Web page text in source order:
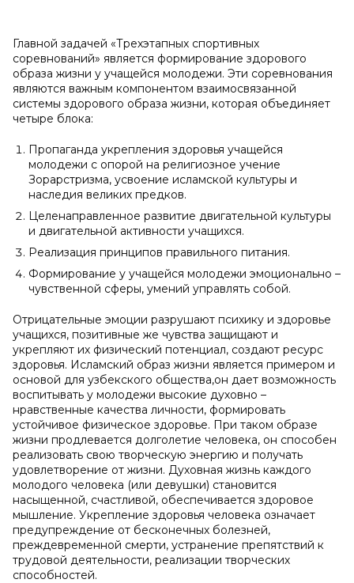
Главной задачей «Трехэтапных спортивных
соревнований» является формирование здорового
образа жизни у учащейся молодежи. Эти соревнования
являются важным компонентом взаимосвязанной
системы здорового образа жизни, которая объединяет
четыре блока:
Пропаганда укрепления здоровья учащейся
молодежи с опорой на религиозное учение
Зорарстризма, усвоение исламской культуры и
наследия великих предков.
Целенаправленное развитие двигательной культуры
и двигательной активности учащихся.
Реализация принципов правильного питания.
Формирование у учащейся молодежи эмоционально –
чувственной сферы, умений управлять собой.
Отрицательные эмоции разрушают психику и здоровье
учащихся, позитивные же чувства защищают и
укрепляют их физический потенциал, создают ресурс
здоровья. Исламский образ жизни является примером и
основой для узбекского общества,он дает возможность
воспитывать у молодежи высокие духовно –
нравственные качества личности, формировать
устойчивое физическое здоровье. При таком образе
жизни продлевается долголетие человека, он способен
реализовать свою творческую энергию и получать
удовлетворение от жизни. Духовная жизнь каждого
молодого человека (или девушки) становится
насыщенной, счастливой, обеспечивается здоровое
мышление. Укрепление здоровья человека означает
предупреждение от бесконечных болезней,
преждевременной смерти, устранение препятствий к
трудовой деятельности, реализации творческих
способностей.